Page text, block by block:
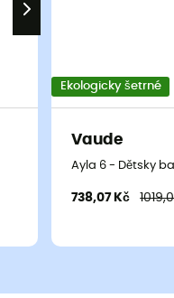
Ekologicky šetrné
Vaude
Ayla 6 - Dětsky
738,07 Kč